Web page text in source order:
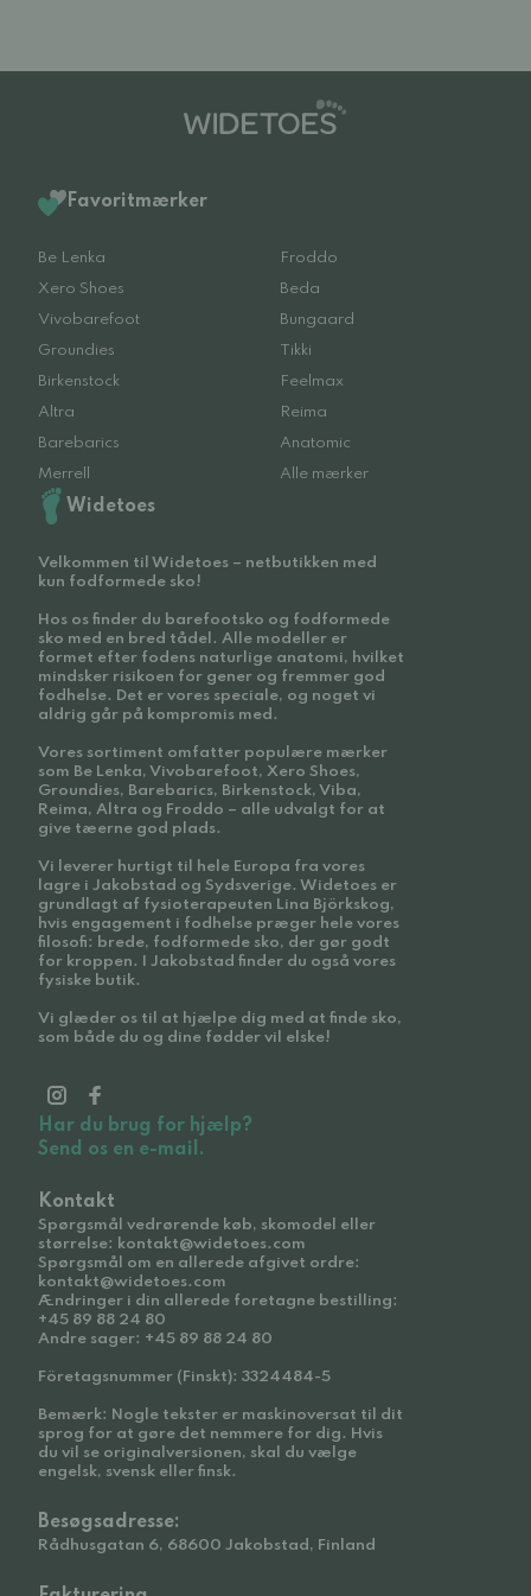
Favoritmærker
Be Lenka
Froddo
Xero Shoes
Beda
Vivobarefoot
Bungaard
Groundies
Tikki
Birkenstock
Feelmax
Altra
Reima
Barebarics
Anatomic
Merrell
Alle mærker
Widetoes
Velkommen til Widetoes – netbutikken med
kun fodformede sko!
Hos os finder du barefootsko og fodformede
sko med en bred tådel. Alle modeller er
formet efter fodens naturlige anatomi, hvilket
mindsker risikoen for gener og fremmer god
fodhelse. Det er vores speciale, og noget vi
aldrig går på kompromis med.
Vores sortiment omfatter populære mærker
som Be Lenka, Vivobarefoot, Xero Shoes,
Groundies, Barebarics, Birkenstock, Viba,
Reima, Altra og Froddo – alle udvalgt for at
give tæerne god plads.
Vi leverer hurtigt til hele Europa fra vores
lagre i Jakobstad og Sydsverige. Widetoes er
grundlagt af fysioterapeuten Lina Björkskog,
hvis engagement i fodhelse præger hele vores
filosofi: brede, fodformede sko, der gør godt
for kroppen. I Jakobstad finder du også vores
fysiske butik.
Vi glæder os til at hjælpe dig med at finde sko,
som både du og dine fødder vil elske!
Har du brug for hjælp?
Send os en e-mail.
Kontakt
Spørgsmål vedrørende køb, skomodel eller
størrelse: kontakt@widetoes.com
Spørgsmål om en allerede afgivet ordre:
kontakt@widetoes.com
Ændringer i din allerede foretagne bestilling:
+45 89 88 24 80
Andre sager: +45 89 88 24 80
Företagsnummer (Finskt): 3324484-5
Bemærk: Nogle tekster er maskinoversat til dit
sprog for at gøre det nemmere for dig. Hvis
du vil se originalversionen, skal du vælge
engelsk, svensk eller finsk.
Besøgsadresse:
Rådhusgatan 6, 68600 Jakobstad, Finland